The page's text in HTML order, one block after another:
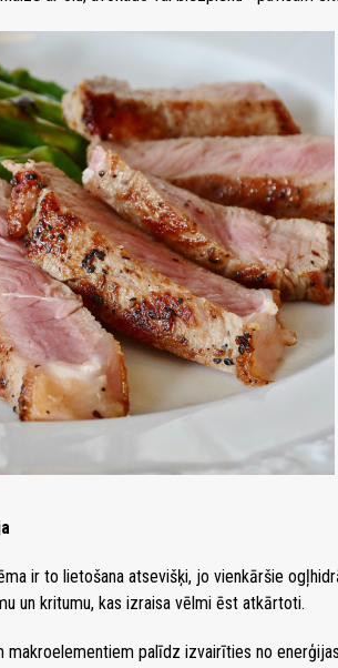
ir to lietošana atsevišķi, jo vienkāršie
un kritumu, kas izraisa vēlmi ēst atkārtoti.
makroelementiem palīdz izvairīties no enerģijas